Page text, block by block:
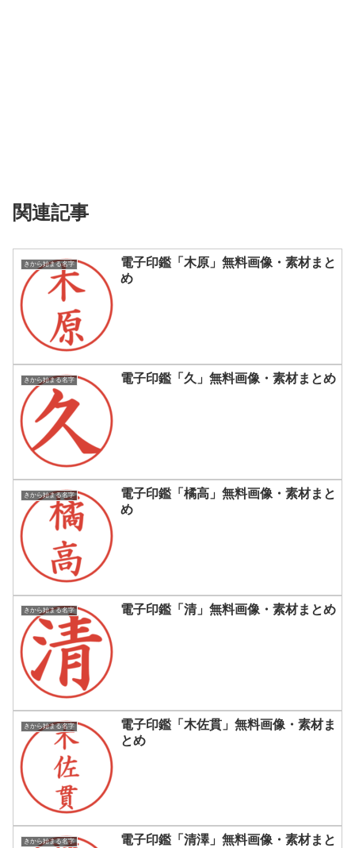
関連記事
きから始まる名字
電子印鑑「木原」無料画像・素材まと
め
きから始まる名字 電子印鑑「久」無料画像・素材まとめ
きから始まる名字
電子印鑑「橘高」無料画像・素材まと
め
きから始まる名字 電子印鑑「清」無料画像・素材まとめ
きから始まる名字
電子印鑑「木佐貫」無料画像・素材ま
とめ
きから始まる名字
電子印鑑「清澤」無料画像・素材まと